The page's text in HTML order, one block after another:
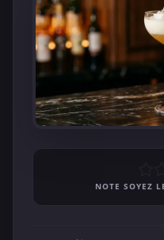
NOTE SOYEZ